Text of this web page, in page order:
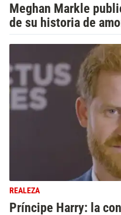
Meghan Markle
de su historia de
REALEZA
Príncipe Harry: la